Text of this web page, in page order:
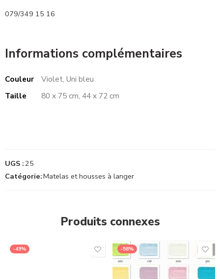
079/349 15 16
Informations complémentaires
Couleur
Violet, Uni bleu
Taille
80 x 75 cm, 44 x 72 cm
UGS :25
Catégorie:Matelas et housses à langer
Produits connexes
-49% -58%